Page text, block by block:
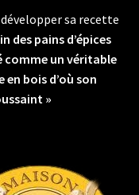
sa recette
des pains d’épices
comme un véritable
bois d’où son
»